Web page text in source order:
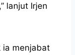
lanjut Irjen
ia menjabat